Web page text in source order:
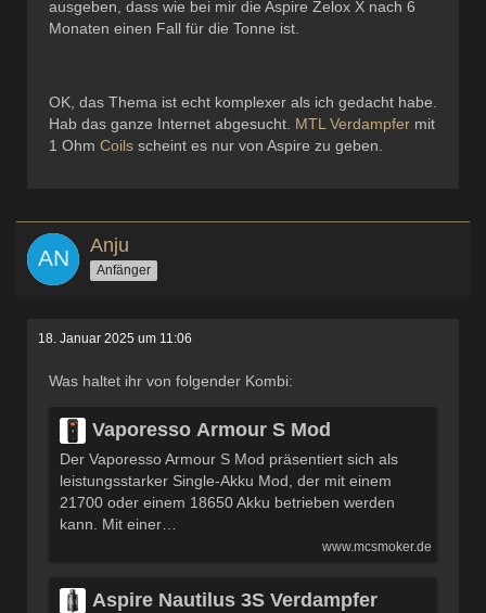
ausgeben, dass wie bei mir die Aspire Zelox X nach 6
Monaten einen Fall für die Tonne ist.
OK, das Thema ist echt komplexer als ich gedacht habe.
Hab das ganze Internet abgesucht. MTL Verdampfer mit
1 Ohm Coils scheint es nur von Aspire zu geben.
Anju
Anfänger
18. Januar 2025 um 11:06
Was haltet ihr von folgender Kombi:
Vaporesso Armour S Mod
Der Vaporesso Armour S Mod präsentiert sich als
leistungsstarker Single-Akku Mod, der mit einem
21700 oder einem 18650 Akku betrieben werden
kann. Mit einer…
www.mcsmoker.de
Aspire Nautilus 3S Verdampfer